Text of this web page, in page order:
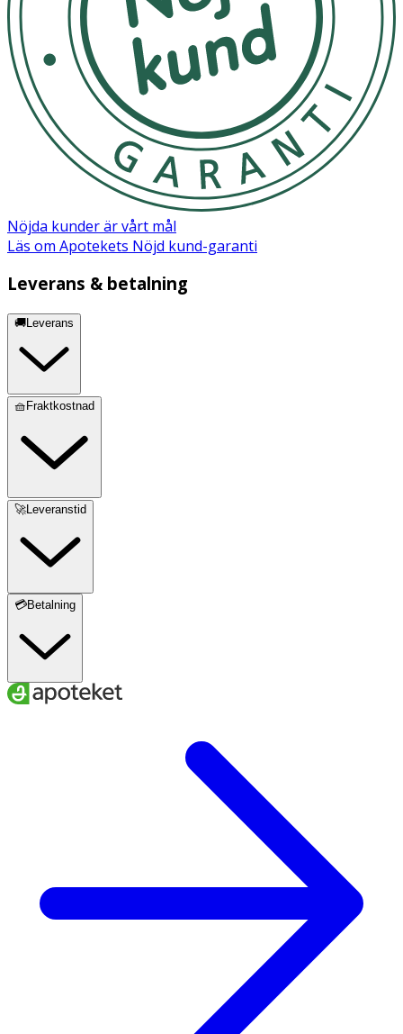
Nöjda kunder är vårt mål
Läs om Apotekets Nöjd kund-garanti
Leverans & betalning
🚚Leverans
🧺Fraktkostnad
🚀Leveranstid
💳Betalning